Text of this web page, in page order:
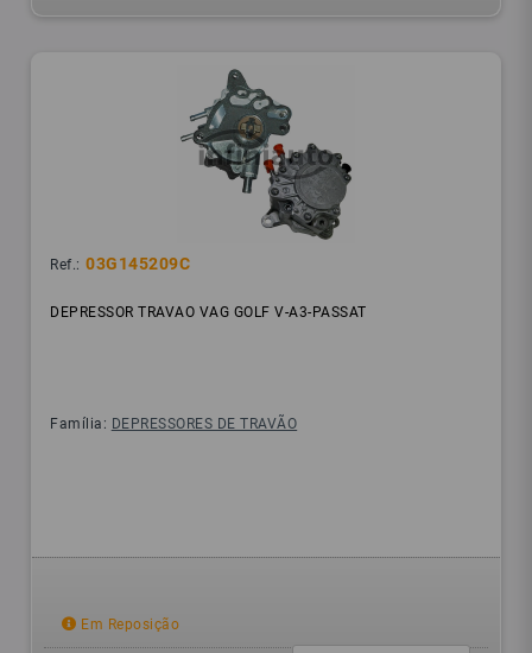
Ref.: 03G145209C
DEPRESSOR TRAVAO VAG GOLF V-A3-PASSAT
Família: DEPRESSORES DE TRAVÃO
Em Reposição